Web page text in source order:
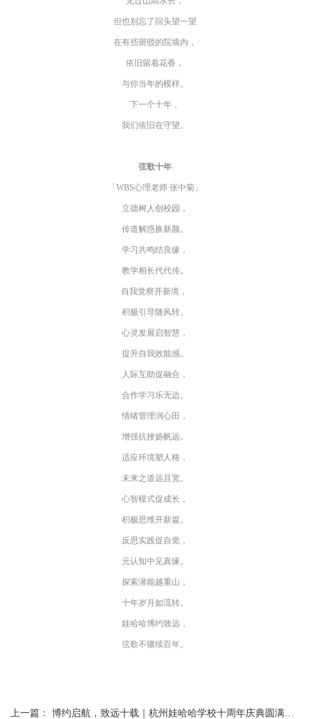
但也别忘了回头望一望
在有些斑驳的院墙内，
依旧留着花香，
与你当年的模样。
下一个十年，
我们依旧在守望。
弦歌十年
「WBS心理老师 张中菊」
立德树人创校园，
传道解惑换新颜。
学习共鸣结良缘，
教学相长代代传。
自我觉察开新境，
积极引导随风转。
心灵发展启智慧，
提升自我效能感。
人际互助促融合，
合作学习乐无边。
情绪管理润心田，
增强抗挫扬帆远。
适应环境塑人格，
未来之道远且宽。
心智模式促成长，
积极思维开新篇。
反思实践促自觉，
元认知中见真缘。
探索潜能越重山，
十年岁月如流转。
娃哈哈博约致远，
弦歌不辍续百年。
上一篇：